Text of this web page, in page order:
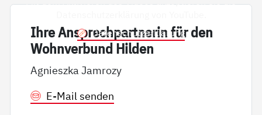
Datenschutzerklärung
Ih­re An­sp­rech­part­ne­rin für den
Wohn­ver­bund Hil­den
Agnieszka Jamrozy
E-Mail senden